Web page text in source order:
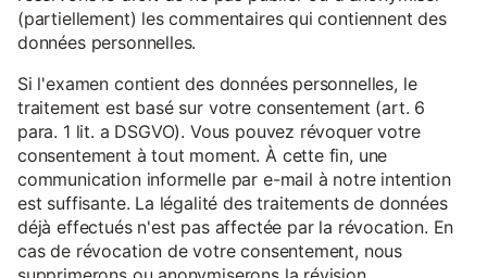
(partiellement) les commentaires qui contiennent des
données personnelles.
Si l'examen contient des données personnelles, le
traitement est basé sur votre consentement (art. 6
para. 1 lit. a DSGVO). Vous pouvez révoquer votre
consentement à tout moment. À cette fin, une
communication informelle par e-mail à notre intention
est suffisante. La légalité des traitements de données
déjà effectués n'est pas affectée par la révocation. En
cas de révocation de votre consentement, nous